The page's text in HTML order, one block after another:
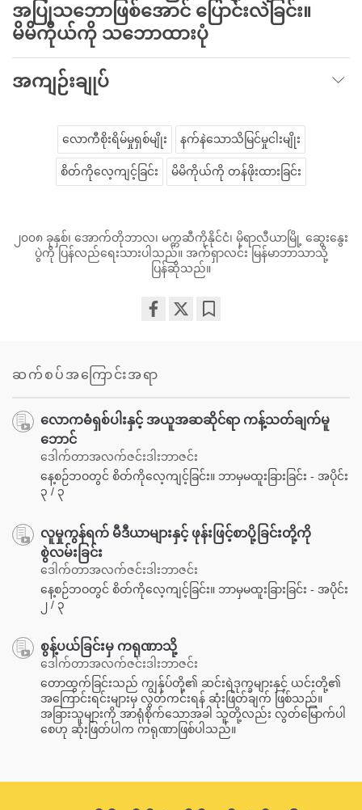
အပြုသဘောဖြစ်အောင် ပြောင်းလဲခြင်း။
မိမိကိုယ်ကို သဘောထားပုံ
အကျဉ်းချုပ်
လောကီစိုးရိမ်မှုရှစ်မျိုး နက်နဲသောသိမြင်မှုငါးမျိုး
စိတ်ကိုလေ့ကျင့်ခြင်း မိမိကိုယ်ကို တန်ဖိုးထားခြင်း
၂၀၀၈ ခုနှစ်၊ အောက်တိုဘာလ၊ မက္ကဆီကိုနိုင်ငံ၊ မိုရာလီယာမြို့ ဆွေးနွေး
ပွဲကို ပြန်လည်ရေးသားပါသည်။ အက်ရှာလင်း မြန်မာဘာသာသို့
ပြန်ဆိုသည်။
ဆက်စပ်အကြောင်းအရာ
လောကဓံရှစ်ပါးနှင့် အယူအဆဆိုင်ရာ ကန့်သတ်ချက်မူ
ဘောင်
ဒေါက်တာအလက်ဇင်းဒါးဘာဇင်း
နေ့စဉ်ဘဝတွင် စိတ်ကိုလေ့ကျင့်ခြင်း။ ဘာမှမထူးခြားခြင်း - အပိုင်း
၃ / ၃
လူမှုကွန်ရက် မီဒီယာများနှင့် ဖုန်းဖြင့်စာပို့ခြင်းတို့ကို
စွဲလမ်းခြင်း
ဒေါက်တာအလက်ဇင်းဒါးဘာဇင်း
နေ့စဉ်ဘဝတွင် စိတ်ကိုလေ့ကျင့်ခြင်း။ ဘာမှမထူးခြားခြင်း - အပိုင်း
၂ / ၃
စွန့်ပယ်ခြင်းမှ ကရုဏာသို့
ဒေါက်တာအလက်ဇင်းဒါးဘာဇင်း
တောထွက်ခြင်းသည် ကျွန်ုပ်တို့၏ ဆင်းရဲဒုက္ခများနှင့် ယင်းတို့၏
အကြောင်းရင်းများမှ လွတ်ကင်းရန် ဆုံးဖြတ်ချက် ဖြစ်သည်။
အခြားသူများကို အာရုံစိုက်သောအခါ သူတို့လည်း လွတ်မြောက်ပါ
စေဟု ဆုံးဖြတ်ပါက ကရုဏာဖြစ်ပါသည်။